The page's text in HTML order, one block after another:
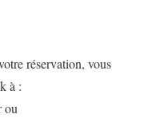
réservation, vous
à :
ou